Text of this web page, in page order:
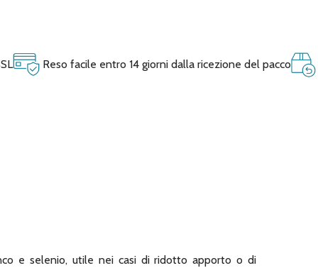
Reso facile entro 14 giorni dalla ricezione del pacco
e selenio, utile nei casi di ridotto apporto o di